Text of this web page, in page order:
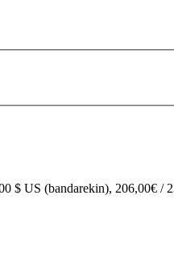
$ US (bandarekin), 206,00€ /